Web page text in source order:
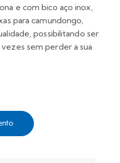
e com bico aço inox,
para camundongo,
possibilitando ser
sem perder a sua